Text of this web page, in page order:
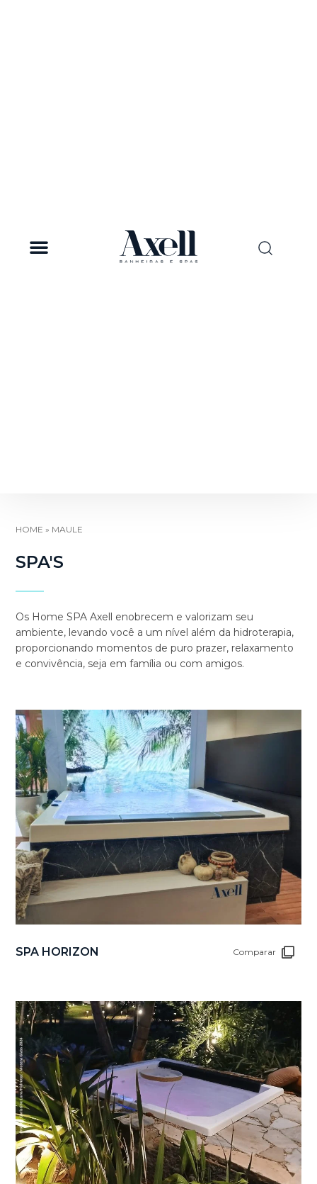
HOME » MAULE
SPA'S
Os Home SPA Axell enobrecem e valorizam seu
ambiente, levando você a um nível além da hidroterapia,
proporcionando momentos de puro prazer, relaxamento
e convivência, seja em família ou com amigos.
SPA HORIZON Comparar